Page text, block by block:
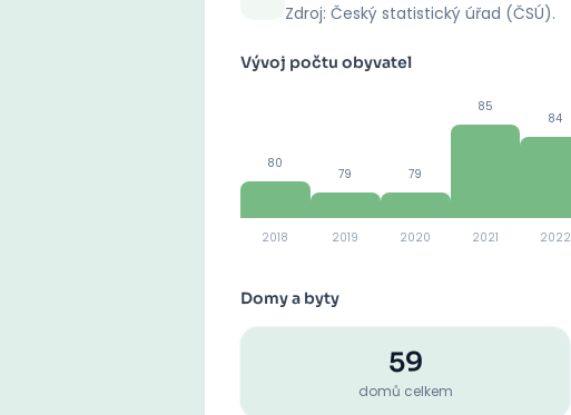
Zdroj: Český statistický úřad (ČSÚ).
Vývoj počtu obyvatel
80
2018
79
2019
79
2020
85
2021
84
2022
Domy a byty
59
domů celkem